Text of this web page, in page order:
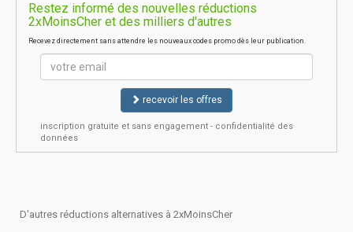
Restez informé des nouvelles réductions
2xMoinsCher et des milliers d'autres
Recevez directement sans attendre les nouveaux codes promo dès leur publication.
recevoir les offres
inscription gratuite et sans engagement - confidentialité des
données
D'autres réductions alternatives à 2xMoinsCher